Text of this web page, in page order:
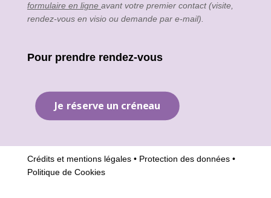
formulaire en ligne avant votre premier contact (visite,
rendez-vous en visio ou demande par e-mail).
Pour prendre rendez-vous
Je réserve un créneau
Crédits et mentions légales • Protection des données •
Politique de Cookies